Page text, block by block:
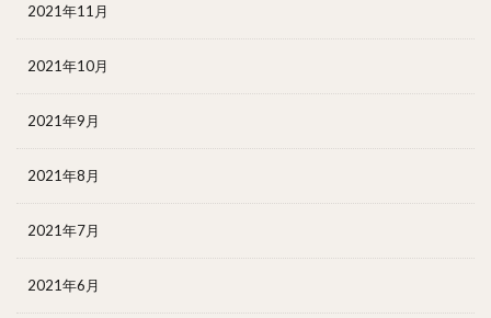
2021年11月
2021年10月
2021年9月
2021年8月
2021年7月
2021年6月